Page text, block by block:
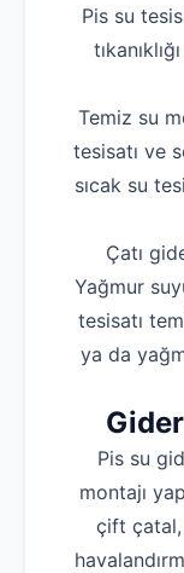
Pis su
Temiz su
tesisatı ve
sıcak su
Çatı
Yağmur
tesisatı
ya da
Pis su
montajı
çift çatal,